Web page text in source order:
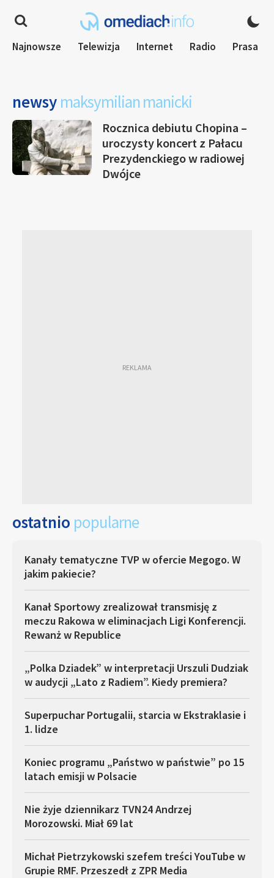
Najnowsze Telewizja Internet Radio Prasa
newsy maksymilian manicki
Rocznica debiutu Chopina –
uroczysty koncert z Pałacu
Prezydenckiego w radiowej
Dwójce
ostatnio popularne
Kanały tematyczne TVP w ofercie Megogo. W
jakim pakiecie?
Kanał Sportowy zrealizował transmisję z
meczu Rakowa w eliminacjach Ligi Konferencji.
Rewanż w Republice
„Polka Dziadek” w interpretacji Urszuli Dudziak
w audycji „Lato z Radiem”. Kiedy premiera?
Superpuchar Portugalii, starcia w Ekstraklasie i
1. lidze
Koniec programu „Państwo w państwie” po 15
latach emisji w Polsacie
Nie żyje dziennikarz TVN24 Andrzej
Morozowski. Miał 69 lat
Michał Pietrzykowski szefem treści YouTube w
Grupie RMF. Przeszedł z ZPR Media